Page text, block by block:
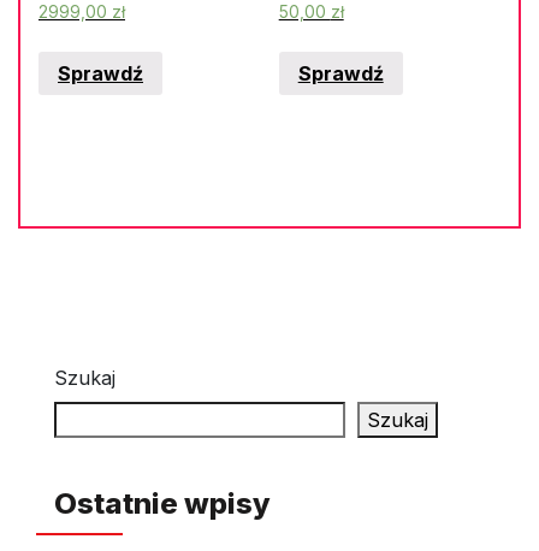
2999,00 zł
Sprawdź
50,00 zł
Sprawdź
Szukaj
Szukaj
Ostatnie wpisy